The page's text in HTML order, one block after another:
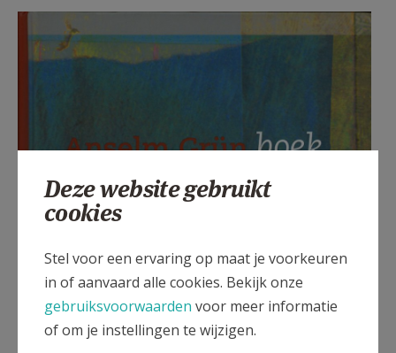
Deze website gebruikt
cookies
Stel voor een ervaring op maat je voorkeuren
in of aanvaard alle cookies. Bekijk onze
gebruiksvoorwaarden voor meer informatie
of om je instellingen te wijzigen.